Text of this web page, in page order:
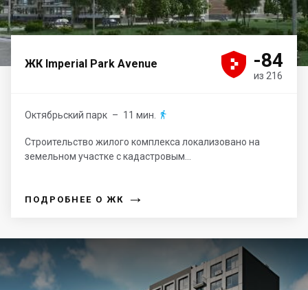
ЖК Imperial Park Avenue 



 -84
из 216
Октябрьский парк – 11 мин. 
Строительство жилого комплекса локализовано на
земельном участке с кадастровым...
ПОДРОБНЕЕ О ЖК →